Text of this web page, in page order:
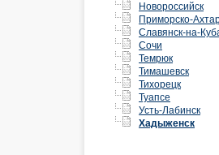
Новороссийск
Приморско-
Славянск-на-
Сочи
Темрюк
Тимашевск
Тихорецк
Туапсе
Усть-Лабинск
Хадыженск